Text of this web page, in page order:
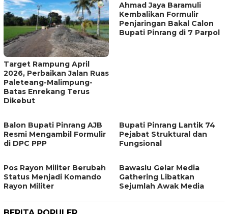
Target Rampung April
2026, Perbaikan Jalan Ruas
Paleteang-Malimpung-
Batas Enrekang Terus
Dikebut
Ahmad Jaya Baramuli
Kembalikan Formulir
Penjaringan Bakal Calon
Bupati Pinrang di 7 Parpol
Balon Bupati Pinrang AJB
Resmi Mengambil Formulir
di DPC PPP
Bupati Pinrang Lantik 74
Pejabat Struktural dan
Fungsional
Pos Rayon Militer Berubah
Status Menjadi Komando
Rayon Militer
Bawaslu Gelar Media
Gathering Libatkan
Sejumlah Awak Media